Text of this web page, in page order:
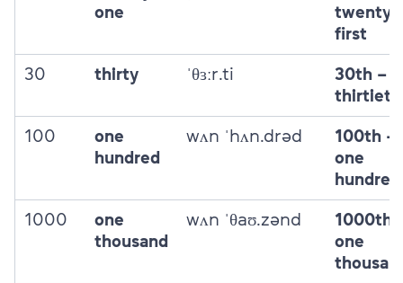
one
twenty-
first
30 thirty ˈθɜːr.ti
30th –
thirtieth
100
one
hundred
wʌn ˈhʌn.drəd
100th –
one
1000
one
thousand
wʌn ˈθaʊ.zənd
1000th
one